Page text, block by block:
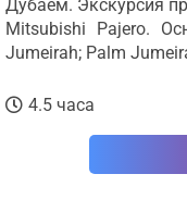
Дубаем. Экскурсия
Mitsubishi Pajero.
Jumeirah; Palm
4.5 часа